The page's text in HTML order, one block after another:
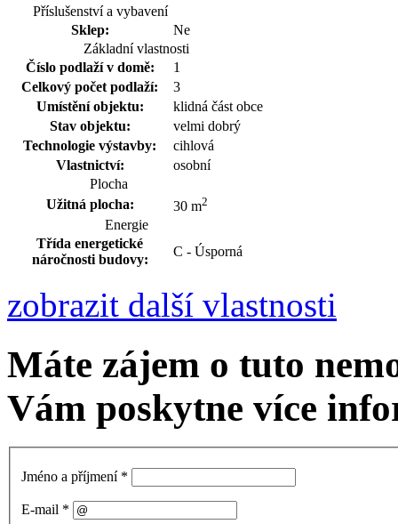
Příslušenství a vybavení
Sklep:
Ne
Základní vlastnosti
Číslo podlaží v domě:
1
Celkový počet podlaží:
3
Umístění objektu:
klidná část obce
Stav objektu:
velmi dobrý
Technologie výstavby:
cihlová
Vlastnictví:
osobní
Plocha
Užitná plocha:
30 m2
Energie
Třída energetické
náročnosti budovy:
C - Úsporná
zobrazit další vlastnosti
Máte zájem o tuto
Vám poskytne více
Jméno a příjmení *
E-mail *